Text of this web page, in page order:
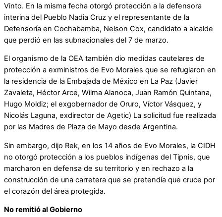
Vinto. En la misma fecha otorgó protección a la defensora
interina del Pueblo Nadia Cruz y el representante de la
Defensoría en Cochabamba, Nelson Cox, candidato a alcalde
que perdió en las subnacionales del 7 de marzo.
El organismo de la OEA también dio medidas cautelares de
protección a exministros de Evo Morales que se refugiaron en
la residencia de la Embajada de México en La Paz (Javier
Zavaleta, Héctor Arce, Wilma Alanoca, Juan Ramón Quintana,
Hugo Moldiz; el exgobernador de Oruro, Víctor Vásquez, y
Nicolás Laguna, exdirector de Agetic) La solicitud fue realizada
por las Madres de Plaza de Mayo desde Argentina.
Sin embargo, dijo Rek, en los 14 años de Evo Morales, la CIDH
no otorgó protección a los pueblos indígenas del Tipnis, que
marcharon en defensa de su territorio y en rechazo a la
construcción de una carretera que se pretendía que cruce por
el corazón del área protegida.
No remitió al Gobierno